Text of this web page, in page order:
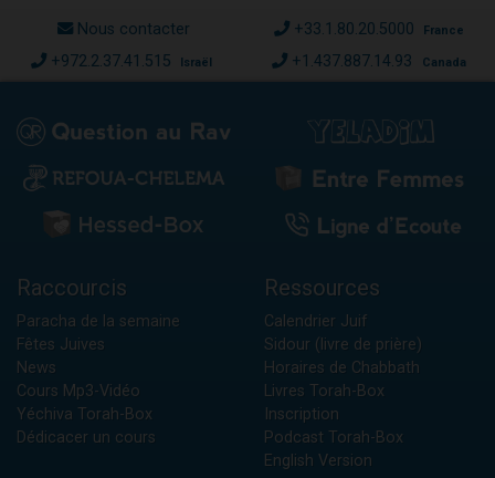
Nous contacter +33.1.80.20.5000 France
+972.2.37.41.515 Israël +1.437.887.14.93 Canada
Raccourcis
Paracha de la semaine
Fêtes Juives
News
Cours Mp3-Vidéo
Yéchiva Torah-Box
Dédicacer un cours
Ressources
Calendrier Juif
Sidour (livre de prière)
Horaires de Chabbath
Livres Torah-Box
Inscription
Podcast Torah-Box
English Version